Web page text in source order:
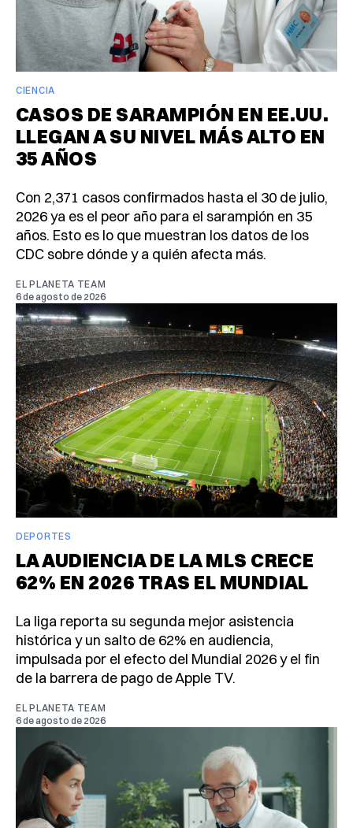
CIENCIA
CASOS DE SARAMPIÓN EN EE.UU.
LLEGAN A SU NIVEL MÁS ALTO EN
35 AÑOS
Con 2,371 casos confirmados hasta el 30 de julio,
2026 ya es el peor año para el sarampión en 35
años. Esto es lo que muestran los datos de los
CDC sobre dónde y a quién afecta más.
EL PLANETA TEAM
6 de agosto de 2026
DEPORTES
LA AUDIENCIA DE LA MLS CRECE
62% EN 2026 TRAS EL MUNDIAL
La liga reporta su segunda mejor asistencia
histórica y un salto de 62% en audiencia,
impulsada por el efecto del Mundial 2026 y el fin
de la barrera de pago de Apple TV.
EL PLANETA TEAM
6 de agosto de 2026